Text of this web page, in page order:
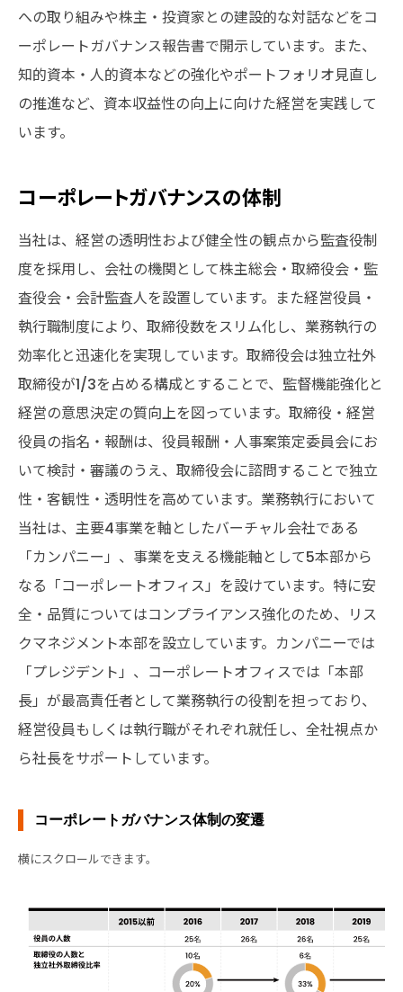
への取り組みや株主・投資家との建設的な対話などをコ
ーポレートガバナンス報告書で開示しています。また、
知的資本・人的資本などの強化やポートフォリオ見直し
の推進など、資本収益性の向上に向けた経営を実践して
います。
コーポレートガバナンスの体制
当社は、経営の透明性および健全性の観点から監査役制
度を採用し、会社の機関として株主総会・取締役会・監
査役会・会計監査人を設置しています。また経営役員・
執行職制度により、取締役数をスリム化し、業務執行の
効率化と迅速化を実現しています。取締役会は独立社外
取締役が1/3を占める構成とすることで、監督機能強化と
経営の意思決定の質向上を図っています。取締役・経営
役員の指名・報酬は、役員報酬・人事案策定委員会にお
いて検討・審議のうえ、取締役会に諮問することで独立
性・客観性・透明性を高めています。業務執行において
当社は、主要4事業を軸としたバーチャル会社である
「カンパニー」、事業を支える機能軸として5本部から
なる「コーポレートオフィス」を設けています。特に安
全・品質についてはコンプライアンス強化のため、リス
クマネジメント本部を設立しています。カンパニーでは
「プレジデント」、コーポレートオフィスでは「本部
長」が最高責任者として業務執行の役割を担っており、
経営役員もしくは執行職がそれぞれ就任し、全社視点か
ら社長をサポートしています。
コーポレートガバナンス体制の変遷